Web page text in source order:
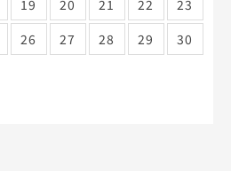
19 20 21 22
23
26 27 28 29
30